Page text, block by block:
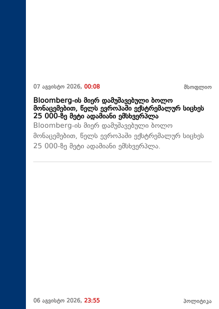
07 აგვისტო 2026, 00:08 მსოფლიო
Bloomberg-ის მიერ დამუშავებული ბოლო
მონაცემებით, წელს ევროპაში ექსტრემალურ სიცხეს
25 000-ზე მეტი ადამიანი ემსხვერპლა
Bloomberg-ის მიერ დამუშავებული ბოლო
მონაცემებით, წელს ევროპაში ექსტრემალურ სიცხეს
25 000-ზე მეტი ადამიანი ემსხვერპლა.
06 აგვისტო 2026, 23:55 პოლიტიკა